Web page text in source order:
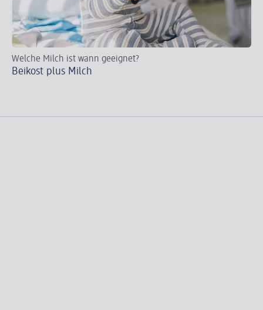
Welche Milch ist wann geeignet?
Beikost plus Milch